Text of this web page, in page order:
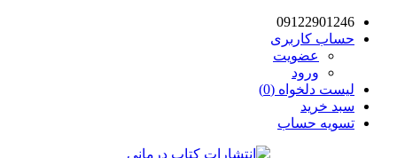
09122901246
حساب کاربری
عضویت
ورود
لیست دلخواه (0)
سبد خرید
تسویه حساب